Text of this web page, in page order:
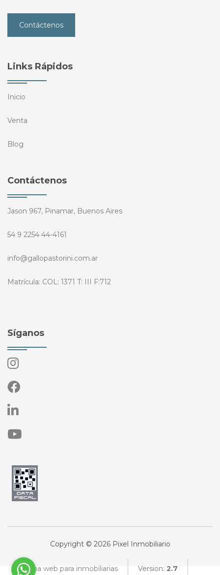
Contáctenos
Links Rápidos
Inicio
Venta
Blog
Contáctenos
Jason 967, Pinamar, Buenos Aires
54 9 2254 44-4161
info@gallopastorini.com.ar
Matrícula: COL: 1371 T: III F:712
Síganos
Copyright © 2026 Pixel Inmobiliario
Página web para inmobiliarias Version: 2.7